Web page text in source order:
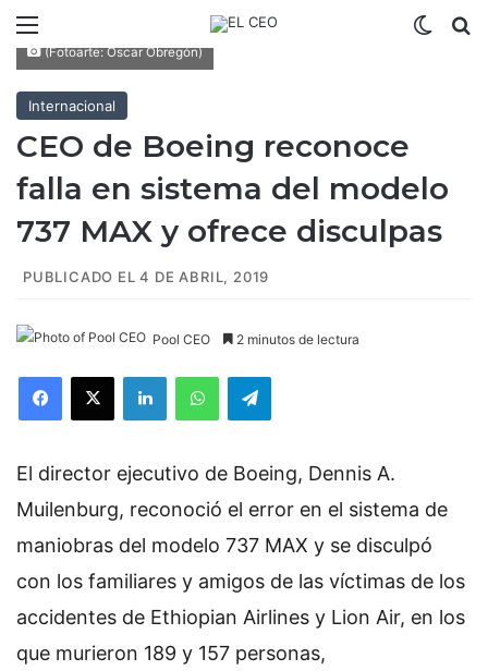
(Fotoarte: Óscar Obregón)
Internacional
CEO de Boeing reconoce
falla en sistema del modelo
737 MAX y ofrece disculpas
PUBLICADO EL 4 DE ABRIL, 2019
Pool CEO 2 minutos de lectura
El director ejecutivo de Boeing, Dennis A.
Muilenburg, reconoció el error en el sistema de
maniobras del modelo 737 MAX y se disculpó
con los familiares y amigos de las víctimas de los
accidentes de Ethiopian Airlines y Lion Air, en los
que murieron 189 y 157 personas,